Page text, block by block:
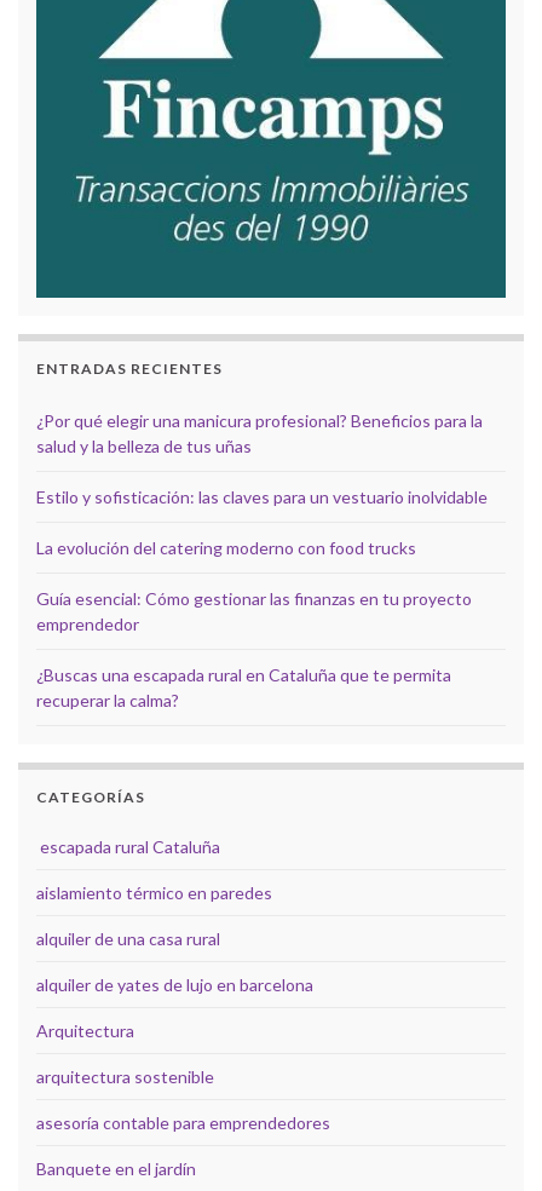
ENTRADAS RECIENTES
¿Por qué elegir una manicura profesional? Beneficios para la
salud y la belleza de tus uñas
Estilo y sofisticación: las claves para un vestuario inolvidable
La evolución del catering moderno con food trucks
Guía esencial: Cómo gestionar las finanzas en tu proyecto
emprendedor
¿Buscas una escapada rural en Cataluña que te permita
recuperar la calma?
CATEGORÍAS
escapada rural Cataluña
aislamiento térmico en paredes
alquiler de una casa rural
alquiler de yates de lujo en barcelona
Arquitectura
arquitectura sostenible
asesoría contable para emprendedores
Banquete en el jardín